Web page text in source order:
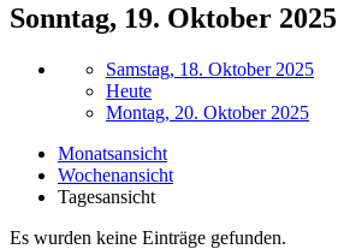
Sonntag, 19. Oktober 2025
Samstag, 18. Oktober 2025
Heute
Montag, 20. Oktober 2025
Monatsansicht
Wochenansicht
Tagesansicht
Es wurden keine Einträge gefunden.